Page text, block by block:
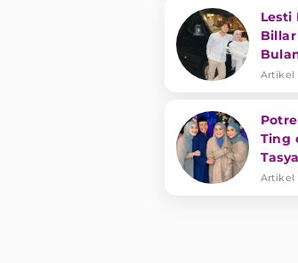
Lesti
Artikel
Ting
Artikel